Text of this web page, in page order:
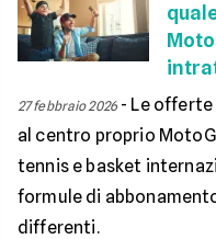
27 febbraio 2026- Le offerte
al centro proprio
tennis e basket
formule di
differenti.